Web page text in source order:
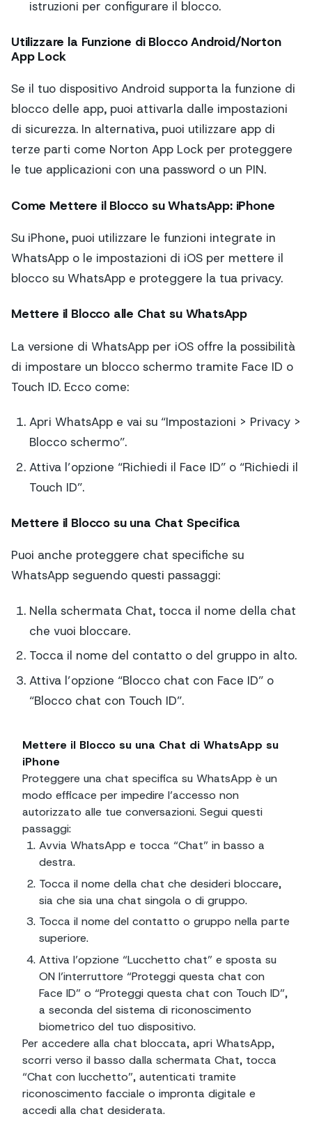
istruzioni per configurare il blocco.
Utilizzare la Funzione di Blocco Android/Norton
App Lock
Se il tuo dispositivo Android supporta la funzione di
blocco delle app, puoi attivarla dalle impostazioni
di sicurezza. In alternativa, puoi utilizzare app di
terze parti come Norton App Lock per proteggere
le tue applicazioni con una password o un PIN.
Come Mettere il Blocco su WhatsApp: iPhone
Su iPhone, puoi utilizzare le funzioni integrate in
WhatsApp o le impostazioni di iOS per mettere il
blocco su WhatsApp e proteggere la tua privacy.
Mettere il Blocco alle Chat su WhatsApp
La versione di WhatsApp per iOS offre la possibilità
di impostare un blocco schermo tramite Face ID o
Touch ID. Ecco come:
Apri WhatsApp e vai su “Impostazioni > Privacy >
Blocco schermo”.
Attiva l’opzione “Richiedi il Face ID” o “Richiedi il
Touch ID”.
Mettere il Blocco su una Chat Specifica
Puoi anche proteggere chat specifiche su
WhatsApp seguendo questi passaggi:
Nella schermata Chat, tocca il nome della chat
che vuoi bloccare.
Tocca il nome del contatto o del gruppo in alto.
Attiva l’opzione “Blocco chat con Face ID” o
“Blocco chat con Touch ID”.
Mettere il Blocco su una Chat di WhatsApp su
iPhone
Proteggere una chat specifica su WhatsApp è un
modo efficace per impedire l’accesso non
autorizzato alle tue conversazioni. Segui questi
passaggi:
Avvia WhatsApp e tocca “Chat” in basso a
destra.
Tocca il nome della chat che desideri bloccare,
sia che sia una chat singola o di gruppo.
Tocca il nome del contatto o gruppo nella parte
superiore.
Attiva l’opzione “Lucchetto chat” e sposta su
ON l’interruttore “Proteggi questa chat con
Face ID” o “Proteggi questa chat con Touch ID”,
a seconda del sistema di riconoscimento
biometrico del tuo dispositivo.
Per accedere alla chat bloccata, apri WhatsApp,
scorri verso il basso dalla schermata Chat, tocca
“Chat con lucchetto”, autenticati tramite
riconoscimento facciale o impronta digitale e
accedi alla chat desiderata.